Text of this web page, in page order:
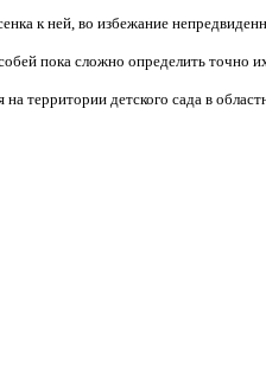
к ней, во избежание
пока сложно определить точно
территории детского сада в